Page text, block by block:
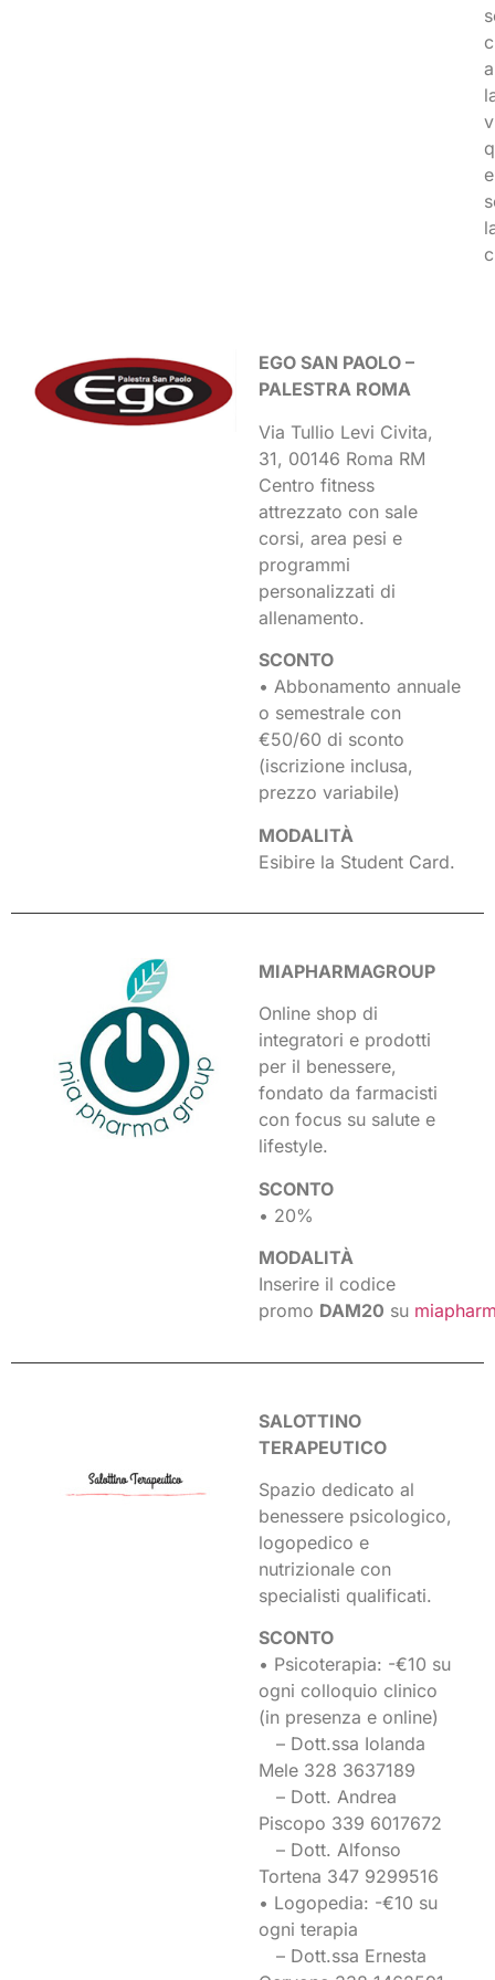
e
EGO SAN PAOLO –
PALESTRA ROMA
Via Tullio Levi Civita,
31, 00146 Roma RM
Centro fitness
attrezzato con sale
corsi, area pesi e
programmi
personalizzati di
allenamento.
SCONTO
• Abbonamento annuale
o semestrale con
€50/60 di sconto
(iscrizione inclusa,
prezzo variabile)
MODALITÀ
Esibire la Student Card.
MIAPHARMAGROUP
Online shop di
integratori e prodotti
per il benessere,
fondato da farmacisti
con focus su salute e
lifestyle.
SCONTO
• 20%
MODALITÀ
Inserire il codice
promo DAM20 su
SALOTTINO
TERAPEUTICO
Spazio dedicato al
benessere psicologico,
logopedico e
nutrizionale con
specialisti qualificati.
SCONTO
• Psicoterapia: -€10 su
ogni colloquio clinico
(in presenza e online)
– Dott.ssa Iolanda
Mele 328 3637189
– Dott. Andrea
Piscopo 339 6017672
– Dott. Alfonso
Tortena 347 9299516
• Logopedia: -€10 su
ogni terapia
– Dott.ssa Ernesta